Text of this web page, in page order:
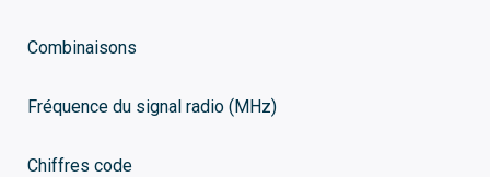
Combinaisons
Fréquence du signal radio (MHz)
Chiffres code